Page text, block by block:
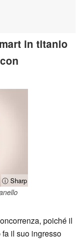
in titanio
ⓘ Sharp
poiché il
il suo ingresso